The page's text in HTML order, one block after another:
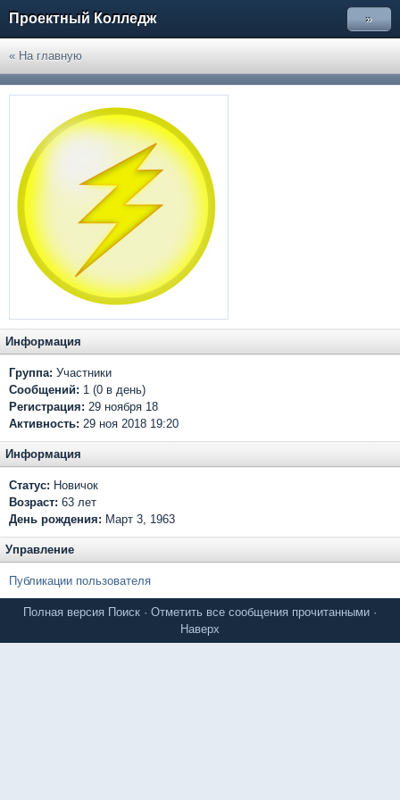
Проектный Колледж »
« На главную
Информация
Группа: Участники
Сообщений: 1 (0 в день)
Регистрация: 29 ноября 18
Активность: 29 ноя 2018 19:20
Информация
Статус: Новичок
Возраст: 63 лет
День рождения: Март 3, 1963
Управление
Публикации пользователя
Полная версия Поиск · Отметить все сообщения прочитанными ·
Наверх